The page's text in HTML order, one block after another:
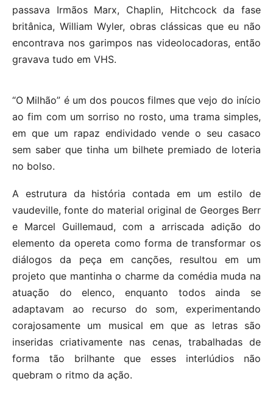
passava Irmãos Marx, Chaplin, Hitchcock da fase
britânica, William Wyler, obras clássicas que eu não
encontrava nos garimpos nas videolocadoras, então
gravava tudo em VHS.
“O Milhão” é um dos poucos filmes que vejo do início
ao fim com um sorriso no rosto, uma trama simples,
em que um rapaz endividado vende o seu casaco
sem saber que tinha um bilhete premiado de loteria
no bolso.
A estrutura da história contada em um estilo de
vaudeville, fonte do material original de Georges Berr
e Marcel Guillemaud, com a arriscada adição do
elemento da opereta como forma de transformar os
diálogos da peça em canções, resultou em um
projeto que mantinha o charme da comédia muda na
atuação do elenco, enquanto todos ainda se
adaptavam ao recurso do som, experimentando
corajosamente um musical em que as letras são
inseridas criativamente nas cenas, trabalhadas de
forma tão brilhante que esses interlúdios não
quebram o ritmo da ação.